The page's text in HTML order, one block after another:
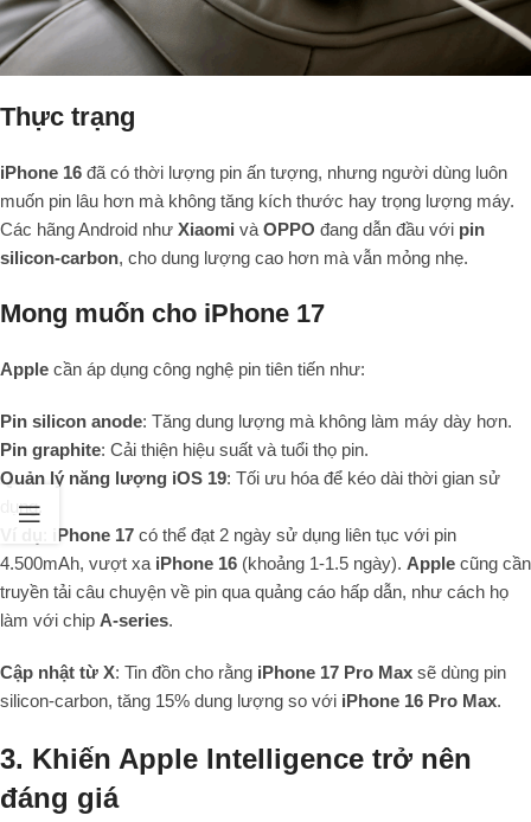
Thực trạng
iPhone 16 đã có thời lượng pin ấn tượng, nhưng người dùng luôn
muốn pin lâu hơn mà không tăng kích thước hay trọng lượng máy.
Các hãng Android như Xiaomi và OPPO đang dẫn đầu với pin
silicon-carbon, cho dung lượng cao hơn mà vẫn mỏng nhẹ.
Mong muốn cho iPhone 17
Apple cần áp dụng công nghệ pin tiên tiến như:
Pin silicon anode: Tăng dung lượng mà không làm máy dày hơn.
Pin graphite: Cải thiện hiệu suất và tuổi thọ pin.
Quản lý năng lượng iOS 19: Tối ưu hóa để kéo dài thời gian sử
dụng.
iPhone 17 có thể đạt 2 ngày sử dụng liên tục với pin
4.500mAh, vượt xa iPhone 16 (khoảng 1-1.5 ngày). Apple cũng cần
truyền tải câu chuyện về pin qua quảng cáo hấp dẫn, như cách họ
làm với chip A-series.
Cập nhật từ X: Tin đồn cho rằng iPhone 17 Pro Max sẽ dùng pin
silicon-carbon, tăng 15% dung lượng so với iPhone 16 Pro Max.
3. Khiến Apple Intelligence trở nên
đáng giá